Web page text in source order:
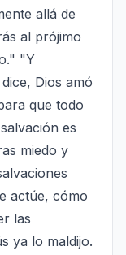
allá de
al prójimo
"Y
Dios amó
que todo
es
miedo y
actúe, cómo
las
ya lo maldijo.